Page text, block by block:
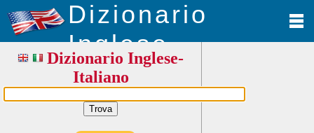
Dizionario
Inglese
Dizionario Inglese-
Italiano